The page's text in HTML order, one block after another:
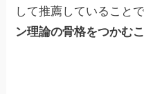
して推薦していること
ン理論の骨格をつかむ